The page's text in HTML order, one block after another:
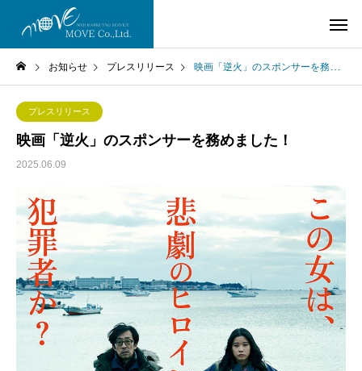
お知らせ プレスリリース 映画「逆火」のスポンサーを務めました！
プレスリリース
映画「逆火」のスポンサーを務めました！
2025.06.09